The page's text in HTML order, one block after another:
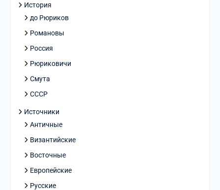
История
до Рюриков
Романовы
Россия
Рюриковичи
Смута
СССР
Источники
Античные
Византийские
Восточные
Европейские
Русские